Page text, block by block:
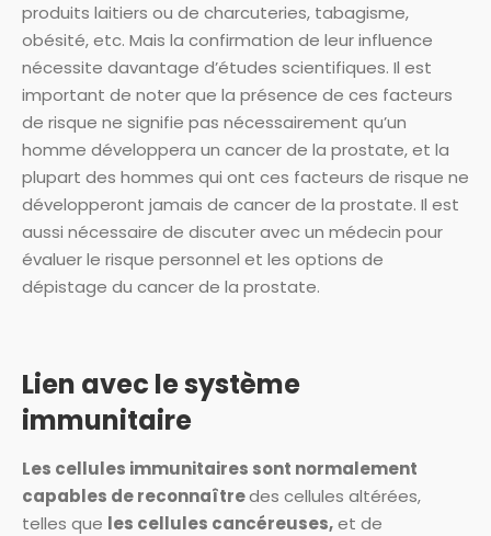
produits laitiers ou de charcuteries, tabagisme,
obésité, etc. Mais la confirmation de leur influence
nécessite davantage d’études scientifiques. Il est
important de noter que la présence de ces facteurs
de risque ne signifie pas nécessairement qu’un
homme développera un cancer de la prostate, et la
plupart des hommes qui ont ces facteurs de risque ne
développeront jamais de cancer de la prostate. Il est
aussi nécessaire de discuter avec un médecin pour
évaluer le risque personnel et les options de
dépistage du cancer de la prostate.
Lien avec le système
immunitaire
Les cellules immunitaires sont normalement
capables de reconnaîtredes cellules altérées,
telles que les cellules cancéreuses,et de